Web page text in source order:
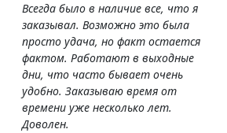
Всегда было в наличие все, что я
заказывал. Возможно это была
просто удача, но факт остается
фактом. Работают в выходные
дни, что часто бывает очень
удобно. Заказываю время от
времени уже несколько лет.
Доволен.